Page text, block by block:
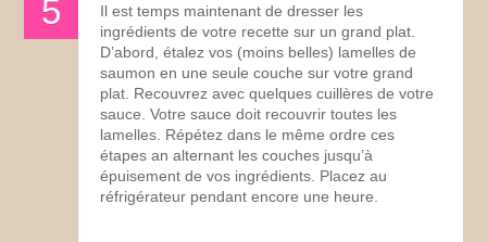
Il est temps maintenant de dresser les
ingrédients de votre recette sur un grand plat.
D’abord, étalez vos (moins belles) lamelles de
saumon en une seule couche sur votre grand
plat. Recouvrez avec quelques cuillères de votre
sauce. Votre sauce doit recouvrir toutes les
lamelles. Répétez dans le même ordre ces
étapes an alternant les couches jusqu’à
épuisement de vos ingrédients. Placez au
réfrigérateur pendant encore une heure.